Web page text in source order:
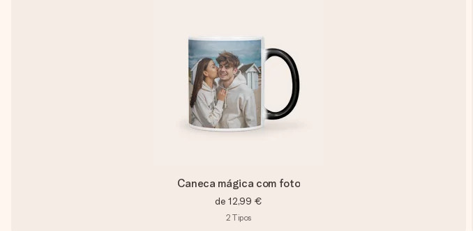
Caneca mágica com foto
de 12,99 €
2 Tipos